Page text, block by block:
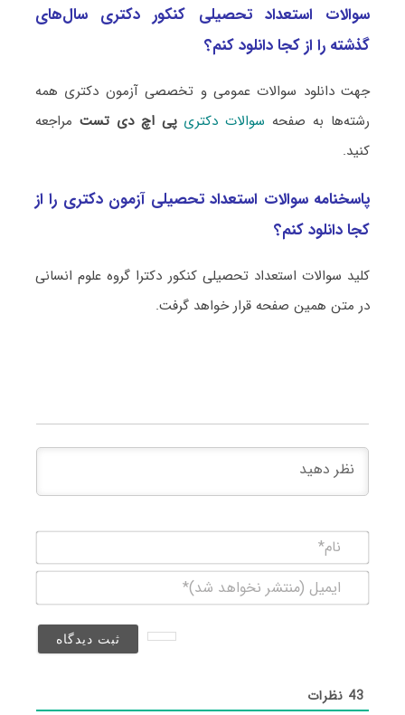
سوالات استعداد تحصیلی کنکور دکتری سال‌های
گذشته را از کجا دانلود کنم؟
جهت دانلود سوالات عمومی و تخصصی آزمون دکتری همه
رشته‌ها به صفحه سوالات دکتری پی اچ دی تست مراجعه
کنید.
پاسخنامه سوالات استعداد تحصیلی آزمون دکتری را از
کجا دانلود کنم؟
کلید سوالات استعداد تحصیلی کنکور دکترا گروه علوم انسانی
در متن همین صفحه قرار خواهد گرفت.
(منتشر
43 نظرات